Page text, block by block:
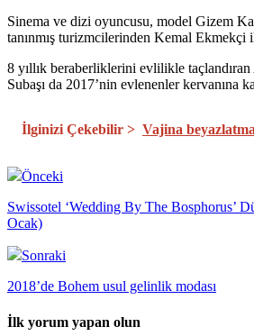
Sinema ve dizi oyuncusu, model Gizem
tanınmış turizmcilerinden Kemal Ekmekçi
8 yıllık beraberliklerini evlilikle taçlandıran
Subaşı da 2017’nin evlenenler kervanına
İlginizi Çekebilir > Vajina
Önceki
Swissotel ‘Wedding By The Bosphorus’
Ocak)
Sonraki
2018’de Bohem usul gelinlik modası
İlk yorum yapan olun